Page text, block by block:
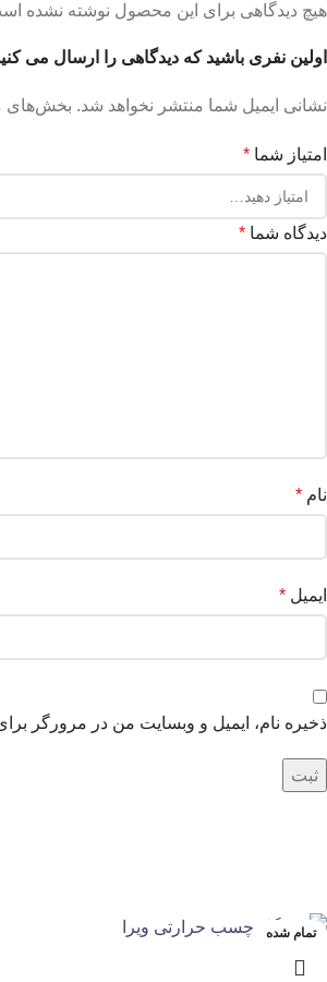
هیچ دیدگاهی برای این محصول نوشته نشده
اولین نفری باشید که دیدگاهی را ارسال می
نشانی ایمیل شما منتشر نخواهد شد. بخش‌های
امتیاز شما *
دیدگاه شما *
نام *
ایمیل *
ذخیره نام، ایمیل و وبسایت من در مرورگر
تمام شده